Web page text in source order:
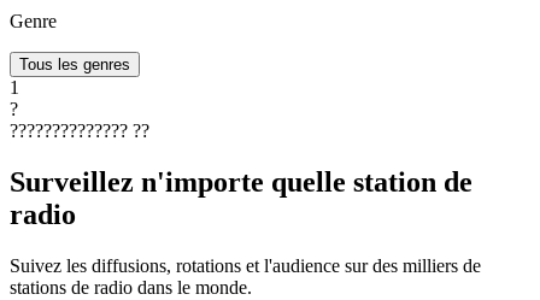
Genre
Tous les genres
1
?
?????????????? ??
Surveillez n'importe quelle station de
radio
Suivez les diffusions, rotations et l'audience sur des milliers de
stations de radio dans le monde.